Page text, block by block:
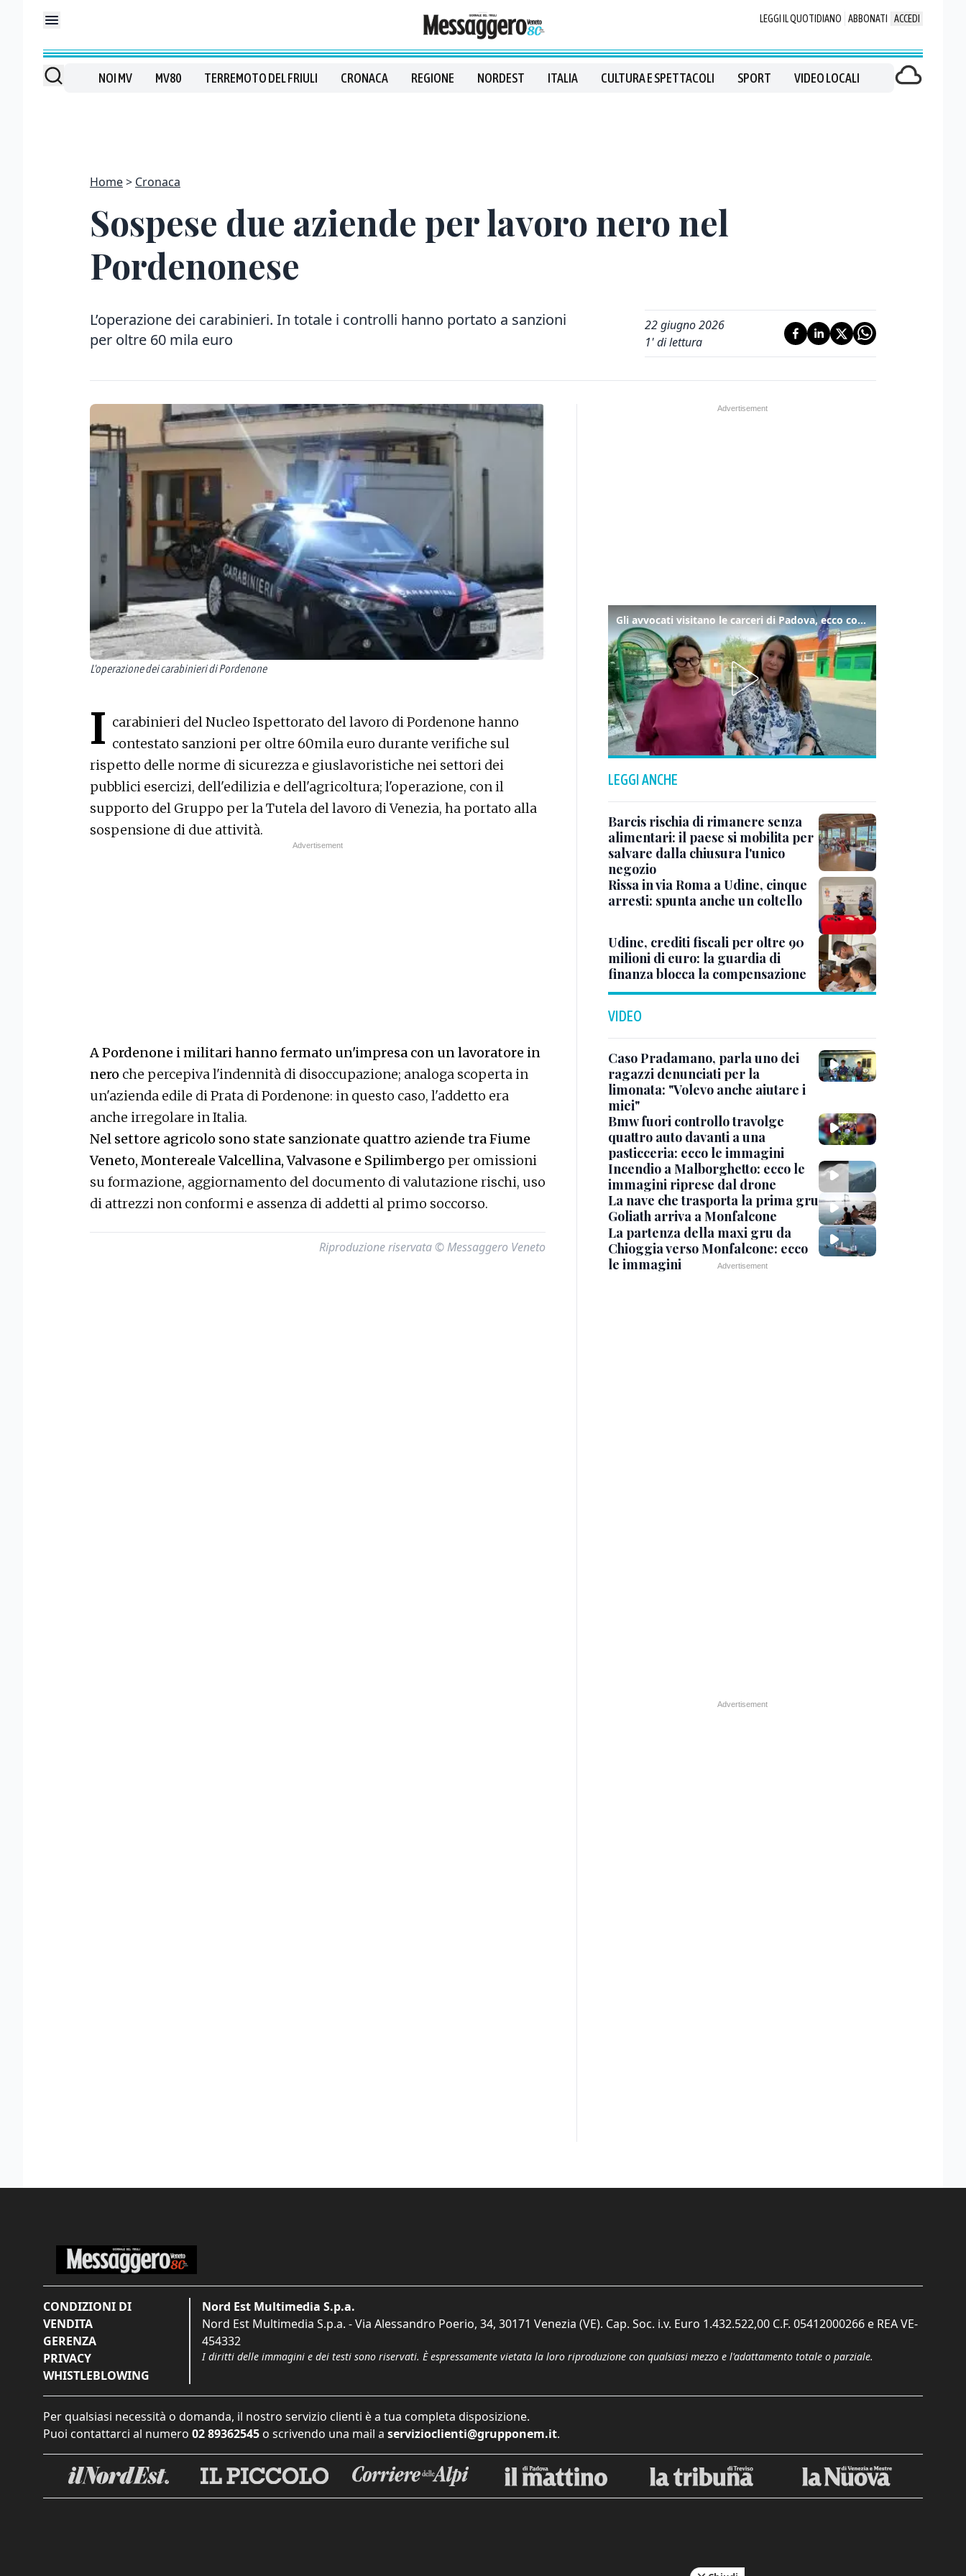
LEGGI IL QUOTIDIANO ABBONATI ACCEDI
NOI MV MV80 TERREMOTO DEL FRIULI CRONACA REGIONE NORDEST ITALIA CULTURA E SPETTACOLI SPORT VIDEO LOCALI
Home Cronaca
Sospese due aziende per lavoro nero nel
Pordenonese
L’operazione dei carabinieri. In totale i controlli hanno portato a sanzioni
per oltre 60 mila euro
22 giugno 2026
1' di lettura
L'operazione dei carabinieri di Pordenone
I carabinieri del Nucleo Ispettorato del lavoro di Pordenone hanno
contestato sanzioni per oltre 60mila euro durante verifiche sul
rispetto delle norme di sicurezza e giuslavoristiche nei settori dei
pubblici esercizi, dell'edilizia e dell'agricoltura; l'operazione, con il
supporto del Gruppo per la Tutela del lavoro di Venezia, ha portato alla
sospensione di due attività.
A Pordenone i militari hanno fermato un'impresa con un lavoratore in
nero che percepiva l'indennità di disoccupazione; analoga scoperta in
un'azienda edile di Prata di Pordenone: in questo caso, l'addetto era
anche irregolare in Italia.
Nel settore agricolo sono state sanzionate quattro aziende tra Fiume
Veneto, Montereale Valcellina, Valvasone e Spilimbergo per omissioni
su formazione, aggiornamento del documento di valutazione rischi, uso
di attrezzi non conformi e assenza di addetti al primo soccorso.
Riproduzione riservata © Messaggero Veneto
Gli avvocati visitano le carceri di Padova, ecco cosa hanno trovato
LEGGI ANCHE
Barcis rischia di rimanere senza
alimentari: il paese si mobilita per
salvare dalla chiusura l'unico
negozio
Rissa in via Roma a Udine, cinque
arresti: spunta anche un coltello
Udine, crediti fiscali per oltre 90
milioni di euro: la guardia di
finanza blocca la compensazione
VIDEO
Caso Pradamano, parla uno dei
ragazzi denunciati per la
limonata: "Volevo anche aiutare i
miei"
Bmw fuori controllo travolge
quattro auto davanti a una
pasticceria: ecco le immagini
Incendio a Malborghetto: ecco le
immagini riprese dal drone
La nave che trasporta la prima gru
Goliath arriva a Monfalcone
La partenza della maxi gru da
Chioggia verso Monfalcone: ecco
le immagini
CONDIZIONI DI
VENDITA
GERENZA
PRIVACY
WHISTLEBLOWING
Nord Est Multimedia S.p.a.
Nord Est Multimedia S.p.a. - Via Alessandro Poerio, 34, 30171 Venezia (VE). Cap. Soc. i.v. Euro 1.432.522,00 C.F. 05412000266 e REA VE-
454332
I diritti delle immagini e dei testi sono riservati. È espressamente vietata la loro riproduzione con qualsiasi mezzo e l'adattamento totale o parziale.
Per qualsiasi necessità o domanda, il nostro servizio clienti è a tua completa disposizione.
Puoi contattarci al numero 02 89362545 o scrivendo una mail a servizioclienti@grupponem.it.